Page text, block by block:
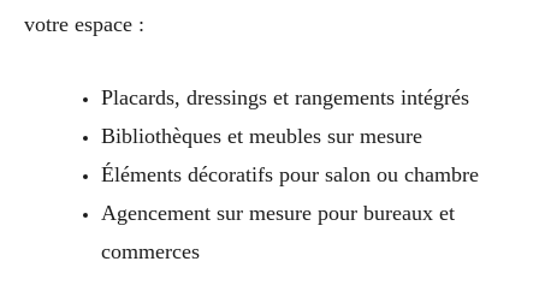
votre espace :
Placards, dressings et rangements intégrés
Bibliothèques et meubles sur mesure
Éléments décoratifs pour salon ou chambre
Agencement sur mesure pour bureaux et
commerces